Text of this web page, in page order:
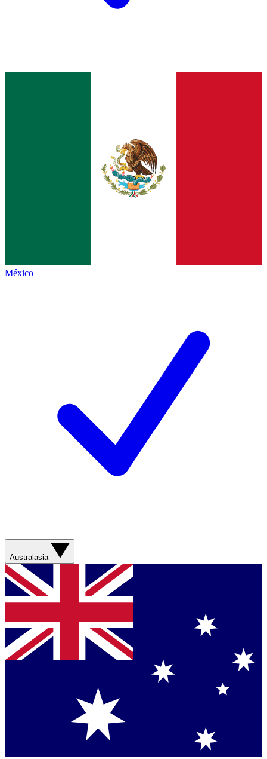
México
Australasia